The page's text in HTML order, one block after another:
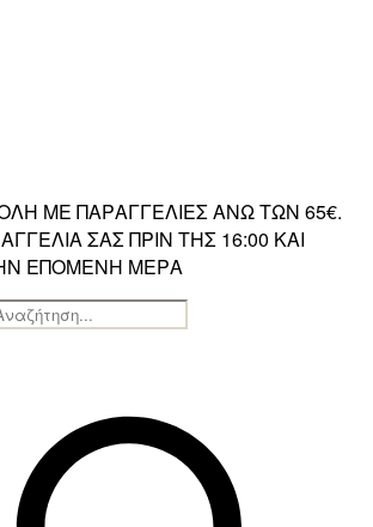
ΜΕ ΠΑΡΑΓΓΕΛΙΕΣ ΑΝΩ ΤΩΝ 65€.
ΣΑΣ ΠΡΙΝ ΤΗΣ 16:00 ΚΑΙ
ΕΠΟΜΕΝΗ ΜΕΡΑ